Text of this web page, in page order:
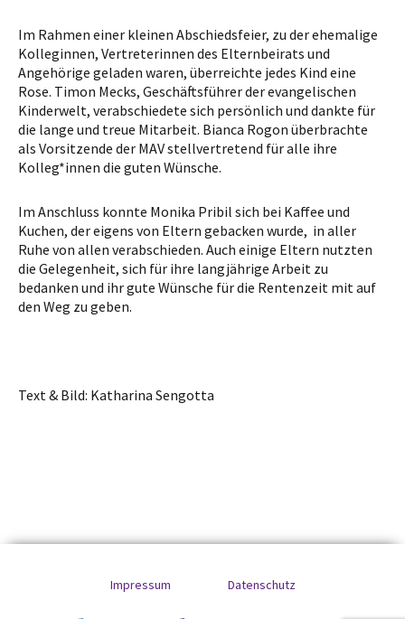
Im Rahmen einer kleinen Abschiedsfeier, zu der ehemalige
Kolleginnen, Vertreterinnen des Elternbeirats und
Angehörige geladen waren, überreichte jedes Kind eine
Rose. Timon Mecks, Geschäftsführer der evangelischen
Kinderwelt, verabschiedete sich persönlich und dankte für
die lange und treue Mitarbeit. Bianca Rogon überbrachte
als Vorsitzende der MAV stellvertretend für alle ihre
Kolleg*innen die guten Wünsche.
Im Anschluss konnte Monika Pribil sich bei Kaffee und
Kuchen, der eigens von Eltern gebacken wurde, in aller
Ruhe von allen verabschieden. Auch einige Eltern nutzten
die Gelegenheit, sich für ihre langjährige Arbeit zu
bedanken und ihr gute Wünsche für die Rentenzeit mit auf
den Weg zu geben.
Text & Bild: Katharina Sengotta
Impressum Datenschutz